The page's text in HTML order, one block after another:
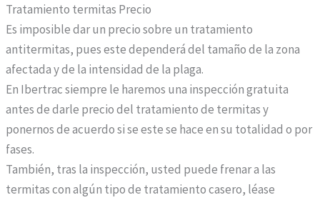
Tratamiento termitas Precio
Es imposible dar un precio sobre un tratamiento
antitermitas, pues este dependerá del tamaño de la zona
afectada y de la intensidad de la plaga.
En Ibertrac siempre le haremos una inspección gratuita
antes de darle precio del tratamiento de termitas y
ponernos de acuerdo si se este se hace en su totalidad o por
fases.
También, tras la inspección, usted puede frenar a las
termitas con algún tipo de tratamiento casero, léase